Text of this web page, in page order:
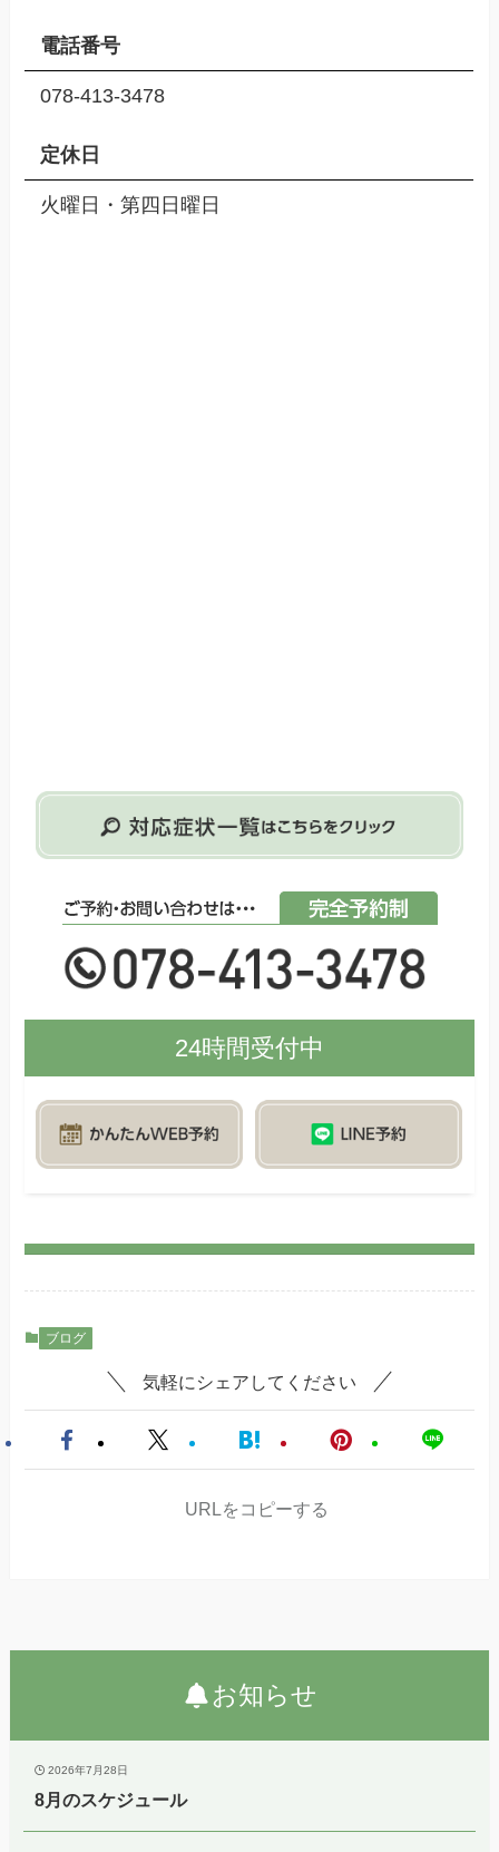
電話番号
078-413-3478
定休日
火曜日・第四日曜日
24時間受付中
ブログ
気軽にシェアしてください
URLをコピーする
お知らせ
2026年7月28日
8月のスケジュール